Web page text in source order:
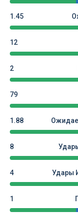
1.45
12
2
79
1.88
8
4 Удары
1